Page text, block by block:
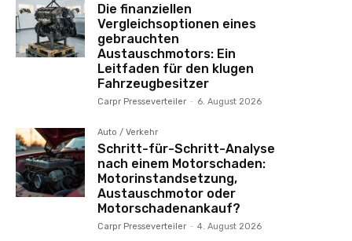
Die finanziellen
Vergleichsoptionen eines
gebrauchten
Austauschmotors: Ein
Leitfaden für den klugen
Fahrzeugbesitzer
Carpr Presseverteiler - 6. August 2026
Auto / Verkehr
Schritt-für-Schritt-Analyse
nach einem Motorschaden:
Motorinstandsetzung,
Austauschmotor oder
Motorschadenankauf?
Carpr Presseverteiler - 4. August 2026